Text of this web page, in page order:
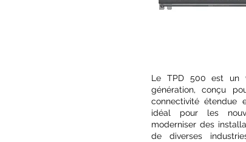
Le TPD 500 est un
génération, conçu
connectivité étendue
idéal pour les
moderniser des
de diverses